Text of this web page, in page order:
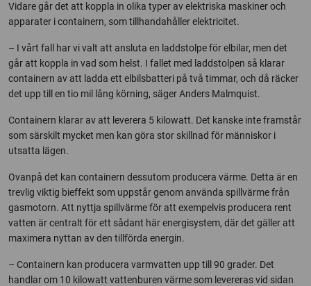
Vidare går det att koppla in olika typer av elektriska maskiner och
apparater i containern, som tillhandahåller elektricitet.
– I vårt fall har vi valt att ansluta en laddstolpe för elbilar, men det
går att koppla in vad som helst. I fallet med laddstolpen så klarar
containern av att ladda ett elbilsbatteri på två timmar, och då räcker
det upp till en tio mil lång körning, säger Anders Malmquist.
Containern klarar av att leverera 5 kilowatt. Det kanske inte framstår
som särskilt mycket men kan göra stor skillnad för människor i
utsatta lägen.
Ovanpå det kan containern dessutom producera värme. Detta är en
trevlig viktig bieffekt som uppstår genom använda spillvärme från
gasmotorn. Att nyttja spillvärme för att exempelvis producera rent
vatten är centralt för ett sådant här energisystem, där det gäller att
maximera nyttan av den tillförda energin.
– Containern kan producera varmvatten upp till 90 grader. Det
handlar om 10 kilowatt vattenburen värme som levereras vid sidan